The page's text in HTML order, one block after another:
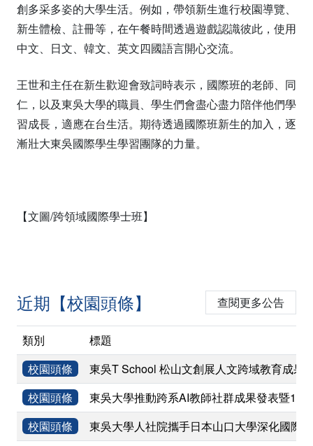
創多采多姿的大學生活。例如，帶領新生進行校園導覽、
新生體檢、註冊等，在午餐時間透過遊戲認識彼此，使用
中文、日文、韓文、英文四國語言開心交流。
王世和主任在新生歡迎會致詞時表示，國際班的老師、同
仁，以及東吳大學的職員、學生們會盡心盡力陪伴他們學
習成長，適應在台生活。期待透過國際班新生的加入，逐
漸壯大東吳國際學生學習團隊的力量。
【文圖/跨領域國際學士班】
近期【校園頭條】 查閱更多公告
類別
標題
校園頭條
東吳T School 松山文創展人文跨域教育成果
校園頭條
東吳大學推動跨系AI教師社群成果發表暨
校園頭條
東吳大學人社院攜手日本山口大學深化國際